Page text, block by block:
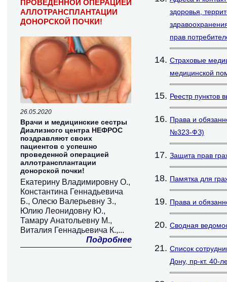
здоровья,
прав
Страховые
медицинской
Реестр пунктов
Права и
№323-ФЗ)
Защита прав
Памятка для
Права и
Сводная
Список
Дону, пр-кт. 40-
ПРОВЕДЕННОЙ ОПЕРАЦИЕЙ
АЛЛОТРАНСПЛАНТАЦИИ
ДОНОРСКОЙ ПОЧКИ!
26.05.2020
Врачи и медицинские сестры
Диализного центра НЕФРОС
поздравляют своих
пациентов с успешно
проведенной операцией
аллотрансплантации
донорской почки!
Екатерину Владимировну О.,
Константина Геннадьевича
Б., Олесю Валерьевну З.,
Юлию Леонидовну Ю.,
Тамару Анатольевну М.,
Виталия Геннадьевича К.,...
Подробнее